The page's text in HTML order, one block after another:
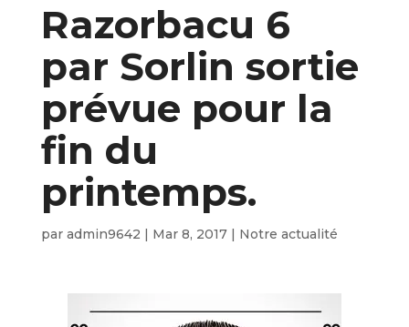
Razorbacu 6
par Sorlin sortie
prévue pour la
fin du
printemps.
par admin9642 | Mar 8, 2017| Notre actualité